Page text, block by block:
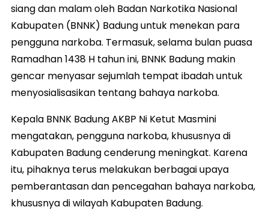
siang dan malam oleh Badan Narkotika Nasional
Kabupaten (BNNK) Badung untuk menekan para
pengguna narkoba. Termasuk, selama bulan puasa
Ramadhan 1438 H tahun ini, BNNK Badung makin
gencar menyasar sejumlah tempat ibadah untuk
menyosialisasikan tentang bahaya narkoba.
Kepala BNNK Badung AKBP Ni Ketut Masmini
mengatakan, pengguna narkoba, khususnya di
Kabupaten Badung cenderung meningkat. Karena
itu, pihaknya terus melakukan berbagai upaya
pemberantasan dan pencegahan bahaya narkoba,
khususnya di wilayah Kabupaten Badung.